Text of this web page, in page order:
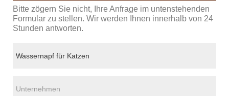
Bitte zögern Sie nicht, Ihre Anfrage im untenstehenden
Formular zu stellen. Wir werden Ihnen innerhalb von 24
Stunden antworten.